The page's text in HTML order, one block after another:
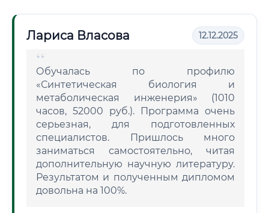
Лариса Власова 12.12.2025
Обучалась по профилю
«Синтетическая биология и
метаболическая инженерия» (1010
часов, 52000 руб.). Программа очень
серьезная, для подготовленных
специалистов. Пришлось много
заниматься самостоятельно, читая
дополнительную научную литературу.
Результатом и полученным дипломом
довольна на 100%.